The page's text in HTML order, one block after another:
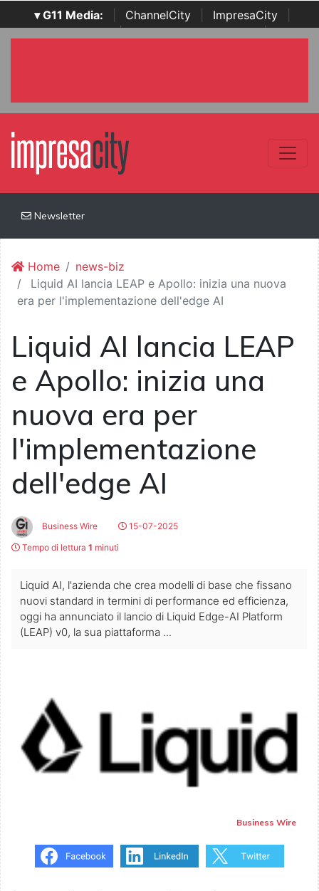
▾ G11 Media: ChannelCity ImpresaCity
SecurityOpenLab | Italian Channel Awards | Italian
Newsletter
Home
news-biz
Liquid AI lancia LEAP e Apollo: inizia una nuova
era per l'implementazione dell'edge AI
Liquid AI lancia LEAP
e Apollo: inizia una
nuova era per
l'implementazione
dell'edge AI
Business Wire
15-07-2025
Tempo di lettura 1 minuti
Liquid AI, l'azienda che crea modelli di base che fissano
nuovi standard in termini di performance ed efficienza,
oggi ha annunciato il lancio di Liquid Edge-AI Platform
(LEAP) v0, la sua piattaforma ...
Business Wire